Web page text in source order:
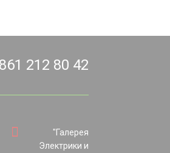
212 80 42
"Галерея
Электрики и